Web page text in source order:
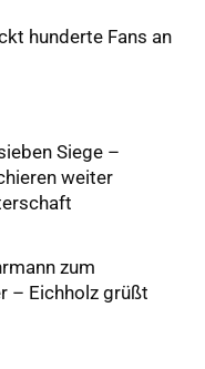
hunderte Fans an
Siege –
weiter
zum
– Eichholz grüßt